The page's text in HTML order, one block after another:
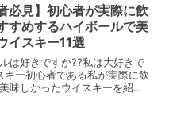
必見】初心者が実際に飲
すめするハイボールで美
イスキー11選
は好きですか??私は大好きで
キー初心者である私が実際に飲
味しかったウイスキーを紹介